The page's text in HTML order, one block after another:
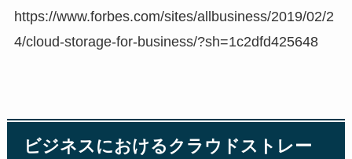
https://www.forbes.com/sites/allbusiness/2019/02/2
4/cloud-storage-for-business/?sh=1c2dfd425648
ビジネスにおけるクラウドストレー